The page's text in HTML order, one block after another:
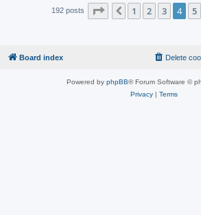
192 posts Page of 8
Previous
1 2 3 4 5
Board index Delete
Powered by phpBB® Forum Software ©
Privacy| Terms